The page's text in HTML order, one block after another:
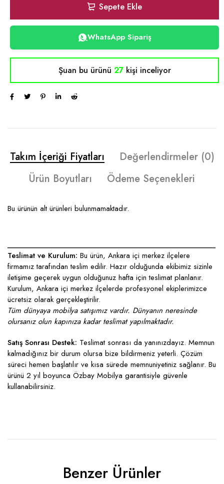
Sepete Ekle
WhatsApp Sipariş
Şuan bu ürünü 27kişi inceliyor
Takım İçeriği Fiyatları
Değerlendirmeler (0)
Ürün Boyutları
Ödeme Seçenekleri
Bu ürünün alt ürünleri bulunmamaktadır.
____________________________________________________
Teslimat ve Kurulum: Bu ürün, Ankara içi merkez ilçelere
firmamız tarafından teslim edilir. Hazır olduğunda ekibimiz sizinle
iletişime geçerek uygun olduğunuz hafta için teslimat planlanır.
Kurulum, Ankara içi merkez ilçelerde profesyonel ekiplerimizce
ücretsiz olarak gerçekleştirilir.
Tüm dünyaya mobilya satışımız vardır. Dünyanın neresinde
olursanız olun kapınıza kadar teslimat yapılmaktadır.
Satış Sonrası Destek: Teslimat sonrası da yanınızdayız. Memnun
kalmadığınız bir durum olursa bize bildirmeniz yeterli. Çözüm
süreci hemen başlatılır ve kısa sürede memnuniyetiniz sağlanır. Bu
ürünü 2 yıl boyunca Özbay Mobilya garantisiyle güvenle
kullanabilirsiniz.
Benzer Ürünler